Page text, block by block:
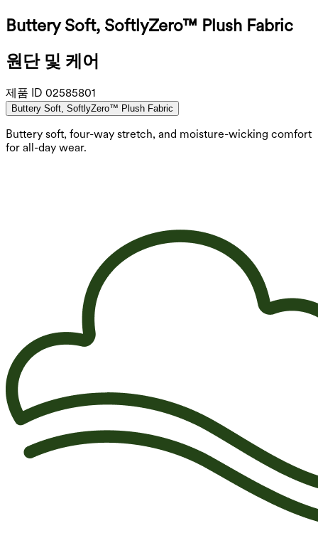
Buttery Soft, SoftlyZero™ Plush Fabric
원단 및 케어
제품 ID 02585801
Buttery Soft, SoftlyZero™ Plush Fabric
Buttery soft, four-way stretch, and moisture-wicking comfort
for all-day wear.